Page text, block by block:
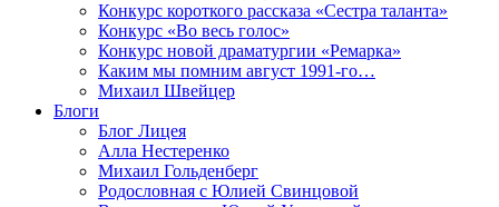
Конкурс короткого рассказа «Сестра таланта»
Конкурс «Во весь голос»
Конкурс новой драматургии «Ремарка»
Каким мы помним август 1991-го…
Михаил Швейцер
Блоги
Блог Лицея
Алла Нестеренко
Михаил Гольденберг
Родословная с Юлией Свинцовой